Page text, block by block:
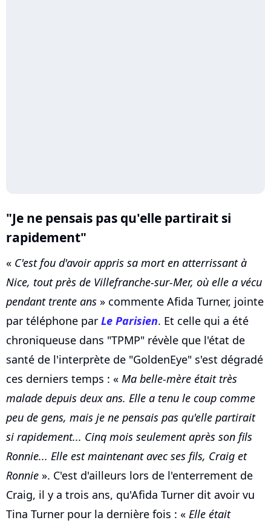
"Je ne pensais pas qu'elle partirait si
rapidement"
« C'est fou d'avoir appris sa mort en atterrissant à
Nice, tout près de Villefranche-sur-Mer, où elle a vécu
pendant trente ans » commente Afida Turner, jointe
par téléphone par Le Parisien. Et celle qui a été
chroniqueuse dans "TPMP" révèle que l'état de
santé de l'interprète de "GoldenEye" s'est dégradé
ces derniers temps : « Ma belle-mère était très
malade depuis deux ans. Elle a tenu le coup comme
peu de gens, mais je ne pensais pas qu'elle partirait
si rapidement... Cinq mois seulement après son fils
Ronnie... Elle est maintenant avec ses fils, Craig et
Ronnie ». C'est d'ailleurs lors de l'enterrement de
Craig, il y a trois ans, qu'Afida Turner dit avoir vu
Tina Turner pour la dernière fois : « Elle était